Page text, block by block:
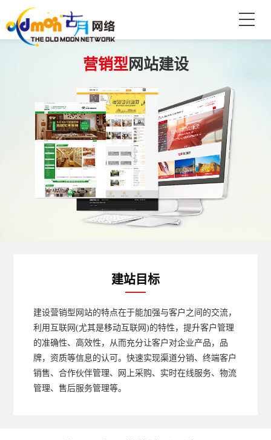
营销型 网站建设
建站目标
建设营销型网站的特点在于能加强与客户之间的交流，
利用互联网(尤其是移动互联网)的特性，提升客户管理
的准确性、高效性，从而充分让客户对企业产品，品
牌，资质等信息的认可。快速实现渠道分销、终端客户
销售、合作伙伴管理、网上采购、实时在线服务、物流
管理、售后服务管理等。